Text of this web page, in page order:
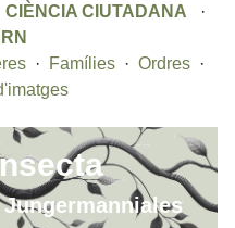
CIÈNCIA CIUTADANA ·
· Famílies · Ordres ·